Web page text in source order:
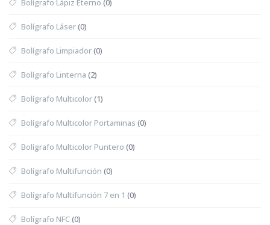
Bolígrafo Lápiz Eterno (0)
Bolígrafo Láser(0)
Bolígrafo Limpiador(0)
Bolígrafo Linterna (2)
Bolígrafo Multicolor(1)
Bolígrafo Multicolor Portaminas (0)
Bolígrafo Multicolor Puntero (0)
Bolígrafo Multifunción (0)
Bolígrafo Multifunción 7 en 1 (0)
Bolígrafo NFC(0)